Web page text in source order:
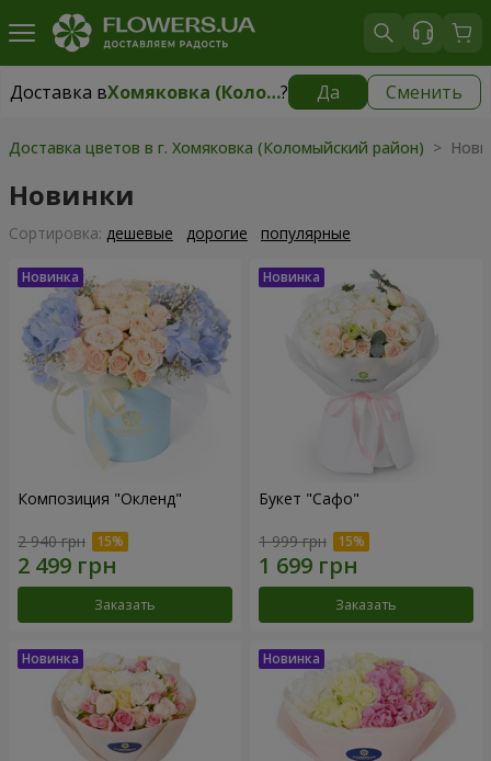
Доставка в Хомяковка (Коломыйский район)? Да Сменить
Доставка в Хомяковка (Коломыйский район) |бесплатно
Доставка цветов в г. Хомяковка (Коломыйский район) >
Новинки
Cортировка: дешевые дорогие популярные
Композиция "Окленд"
2 940 грн
Заказать
Букет "Сафо"
1 999 грн
Заказать